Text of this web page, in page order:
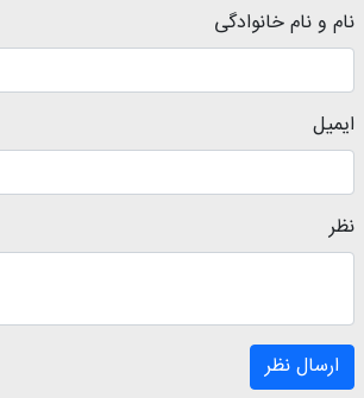
نام و نام خانوادگی
ایمیل
نظر
ارسال نظر